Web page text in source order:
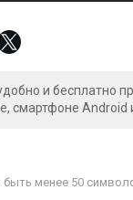
и бесплатно
смартфоне Android
менее 50